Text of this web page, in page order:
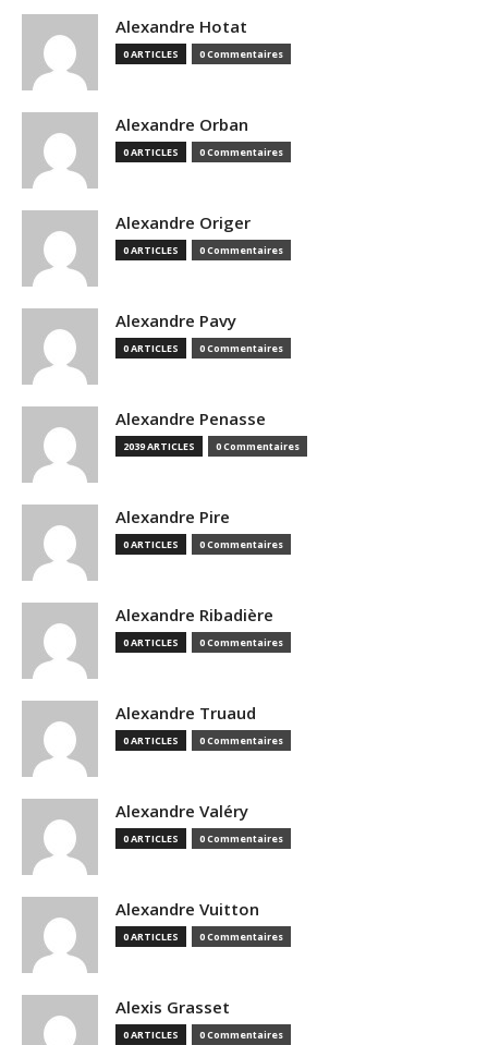
Alexandre Hotat
0 ARTICLES 0 Commentaires
Alexandre Orban
0 ARTICLES 0 Commentaires
Alexandre Origer
0 ARTICLES 0 Commentaires
Alexandre Pavy
0 ARTICLES 0 Commentaires
Alexandre Penasse
2039 ARTICLES 0 Commentaires
Alexandre Pire
0 ARTICLES 0 Commentaires
Alexandre Ribadière
0 ARTICLES 0 Commentaires
Alexandre Truaud
0 ARTICLES 0 Commentaires
Alexandre Valéry
0 ARTICLES 0 Commentaires
Alexandre Vuitton
0 ARTICLES 0 Commentaires
Alexis Grasset
0 ARTICLES 0 Commentaires